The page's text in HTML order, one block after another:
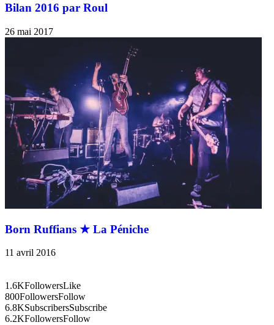
Bilan 2016 par Roul
26 mai 2017
Born Ruffians ★ La Péniche
11 avril 2016
1.6KFollowersLike
800FollowersFollow
6.8KSubscribersSubscribe
6.2KFollowersFollow